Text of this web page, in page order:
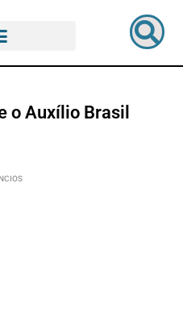
o Auxílio Brasil